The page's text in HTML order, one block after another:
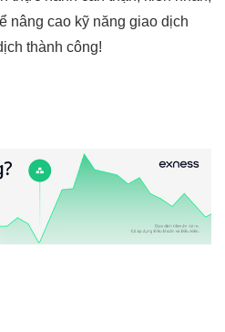
nâng cao kỹ năng giao dịch
thành công!